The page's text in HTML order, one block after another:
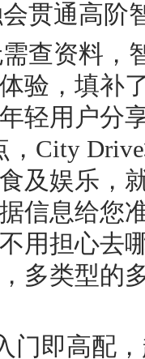
贯通高阶
查资料，
验，填补
轻用户分
，City
及娱乐，
信息给您
用担心去
多类型的